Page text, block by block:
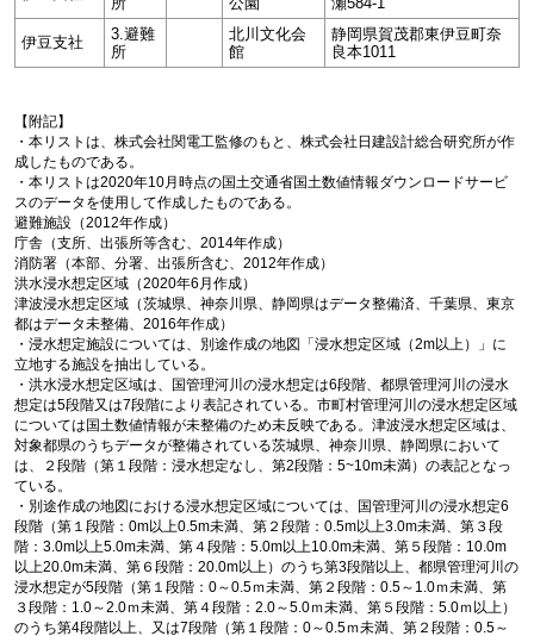
伊豆支社
3.避難
所
北川文化会
館
静岡県賀茂郡東伊豆町奈
良本1011
【附記】
・本リストは、株式会社関電工監修のもと、株式会社日建設計総合研究所が作
成したものである。
・本リストは2020年10月時点の国土交通省国土数値情報ダウンロードサービ
スのデータを使用して作成したものである。
避難施設（2012年作成）
庁舎（支所、出張所等含む、2014年作成）
消防署（本部、分署、出張所含む、2012年作成）
洪水浸水想定区域（2020年6月作成）
津波浸水想定区域（茨城県、神奈川県、静岡県はデータ整備済、千葉県、東京
都はデータ未整備、2016年作成）
・浸水想定施設については、別途作成の地図「浸水想定区域（2m以上）」に
立地する施設を抽出している。
・洪水浸水想定区域は、国管理河川の浸水想定は6段階、都県管理河川の浸水
想定は5段階又は7段階により表記されている。市町村管理河川の浸水想定区域
については国土数値情報が未整備のため未反映である。津波浸水想定区域は、
対象都県のうちデータが整備されている茨城県、神奈川県、静岡県において
は、２段階（第１段階：浸水想定なし、第2段階：5~10m未満）の表記となっ
ている。
・別途作成の地図における浸水想定区域については、国管理河川の浸水想定6
段階（第１段階：0m以上0.5m未満、第２段階：0.5m以上3.0m未満、第３段
階：3.0m以上5.0m未満、第４段階：5.0m以上10.0m未満、第５段階：10.0m
以上20.0m未満、第６段階：20.0m以上）のうち第3段階以上、都県管理河川の
浸水想定が5段階（第１段階：0～0.5ｍ未満、第２段階：0.5～1.0ｍ未満、第
３段階：1.0～2.0ｍ未満、第４段階：2.0～5.0ｍ未満、第５段階：5.0ｍ以上）
のうち第4段階以上、又は7段階（第１段階：0～0.5ｍ未満、第２段階：0.5～